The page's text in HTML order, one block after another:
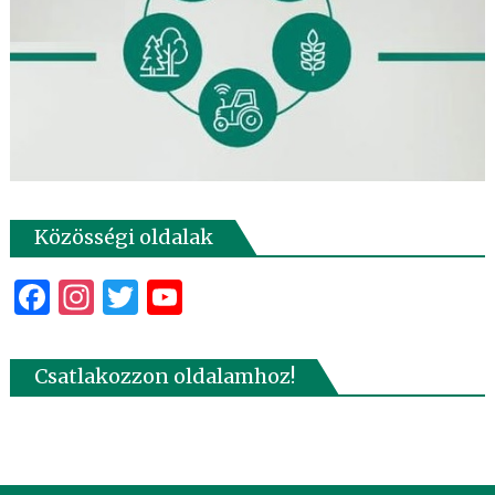
Közösségi oldalak
Facebook
Instagram
Twitter
YouTube
Csatlakozzon oldalamhoz!